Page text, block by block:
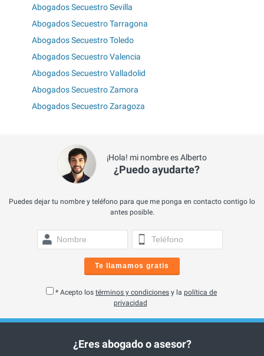
Abogados Secuestro Sevilla
Abogados Secuestro Tarragona
Abogados Secuestro Toledo
Abogados Secuestro Valencia
Abogados Secuestro Valladolid
Abogados Secuestro Zamora
Abogados Secuestro Zaragoza
¡Hola! mi nombre es Alberto
¿Puedo ayudarte?
Puedes dejar tu nombre y teléfono para que me ponga en contacto contigo lo
antes posible.
Te llamamos gratis
* Acepto los términos y condiciones y la política de
privacidad
¿Eres abogado o asesor?